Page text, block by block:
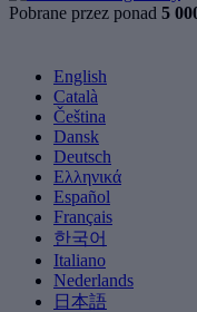
Pobrane przez ponad 5
English
Català
Čeština
Dansk
Deutsch
Ελληνικά
Español
Français
한국어
Italiano
Nederlands
日本語